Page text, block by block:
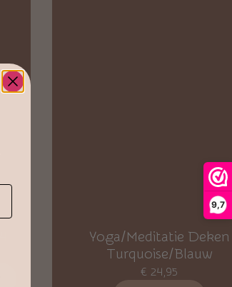
9,7
Yoga/Meditatie Deken
Turquoise/Blauw
€ 24,95